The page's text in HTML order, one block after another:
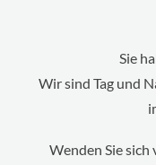
Sie
Wir sind Tag und
Wenden Sie